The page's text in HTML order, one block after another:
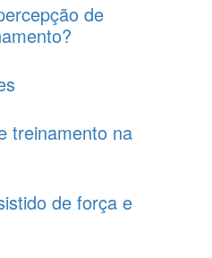
de
treinamento na
de força e